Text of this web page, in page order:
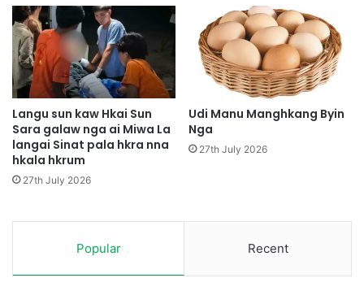
n
h
p
y
e
n
d
a
p
M
a
Langu sun kaw Hkai Sun
Sara galaw nga ai Miwa La
langai Sinat pala hkra nna
hkala hkrum
27th July 2026
Udi Manu Manghkang Byin
Nga
27th July 2026
Popular Recent